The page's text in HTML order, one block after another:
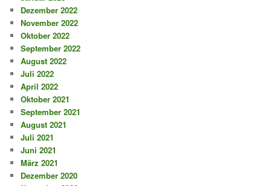
Dezember 2022
November 2022
Oktober 2022
September 2022
August 2022
Juli 2022
April 2022
Oktober 2021
September 2021
August 2021
Juli 2021
Juni 2021
März 2021
Dezember 2020